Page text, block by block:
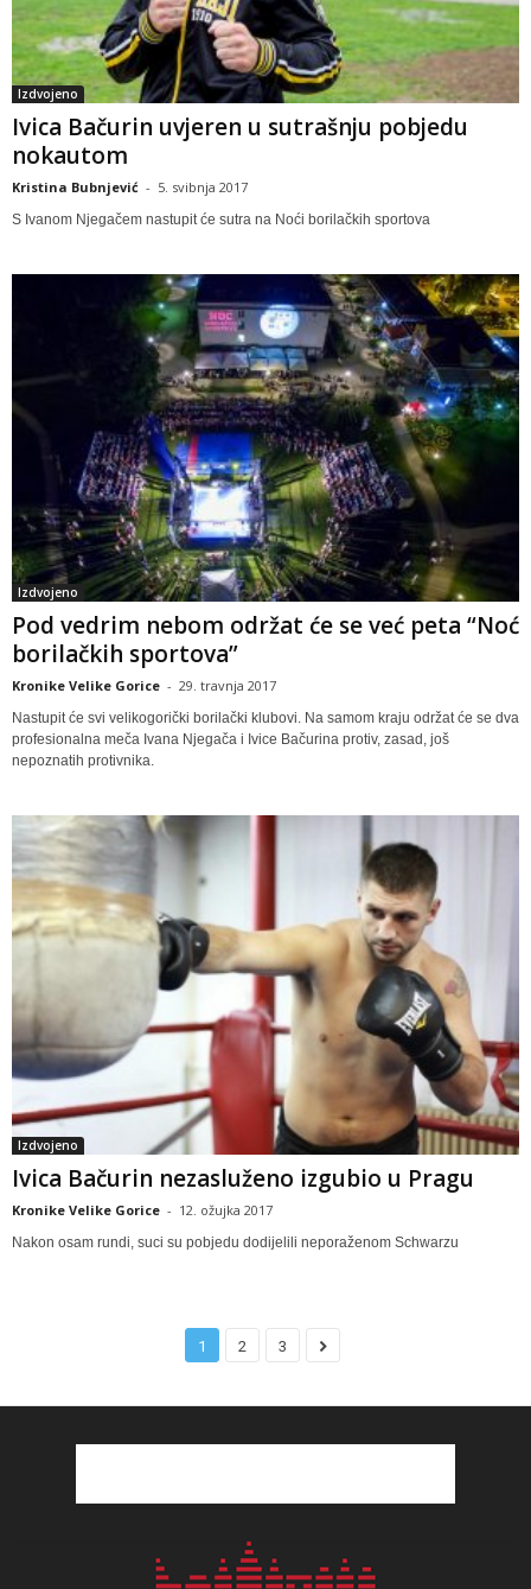
Izdvojeno
Ivica Bačurin uvjeren u sutrašnju pobjedu
nokautom
Kristina Bubnjević - 5. svibnja 2017
S Ivanom Njegačem nastupit će sutra na Noći borilačkih sportova
Izdvojeno
Pod vedrim nebom održat će se već peta “Noć
borilačkih sportova”
Kronike Velike Gorice - 29. travnja 2017
Nastupit će svi velikogorički borilački klubovi. Na samom kraju održat će se dva
profesionalna meča Ivana Njegača i Ivice Bačurina protiv, zasad, još
nepoznatih protivnika.
Izdvojeno
Ivica Bačurin nezasluženo izgubio u Pragu
Kronike Velike Gorice - 12. ožujka 2017
Nakon osam rundi, suci su pobjedu dodijelili neporaženom Schwarzu
1 2 3